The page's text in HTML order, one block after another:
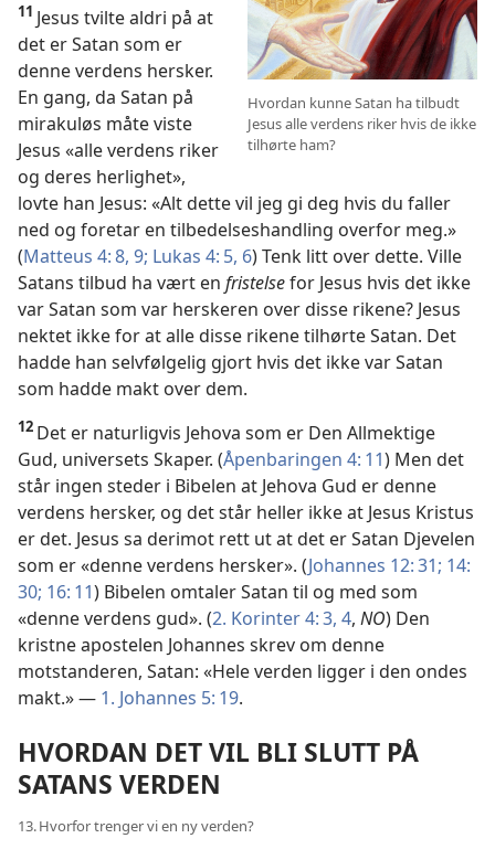
Hvordan kunne Satan ha tilbudt
Jesus alle verdens riker hvis de ikke
tilhørte ham?
11 Jesus tvilte aldri på at
det er Satan som er
denne verdens hersker.
En gang, da Satan på
mirakuløs måte viste
Jesus «alle verdens riker
og deres herlighet»,
lovte han Jesus: «Alt dette vil jeg gi deg hvis du faller
ned og foretar en tilbedelseshandling overfor meg.»
(Matteus 4: 8, 9; Lukas 4: 5, 6) Tenk litt over dette. Ville
Satans tilbud ha vært en fristelsefor Jesus hvis det ikke
var Satan som var herskeren over disse rikene? Jesus
nektet ikke for at alle disse rikene tilhørte Satan. Det
hadde han selvfølgelig gjort hvis det ikke var Satan
som hadde makt over dem.
12 Det er naturligvis Jehova som er Den Allmektige
Gud, universets Skaper. (Åpenbaringen 4: 11) Men det
står ingen steder i Bibelen at Jehova Gud er denne
verdens hersker, og det står heller ikke at Jesus Kristus
er det. Jesus sa derimot rett ut at det er Satan Djevelen
som er «denne verdens hersker». (Johannes 12: 31; 14:
30; 16: 11) Bibelen omtaler Satan til og med som
«denne verdens gud». (2. Korinter 4: 3, 4, NO) Den
kristne apostelen Johannes skrev om denne
motstanderen, Satan: «Hele verden ligger i den ondes
makt.» — 1. Johannes 5: 19.
HVORDAN DET VIL BLI SLUTT PÅ
SATANS VERDEN
13. Hvorfor trenger vi en ny verden?